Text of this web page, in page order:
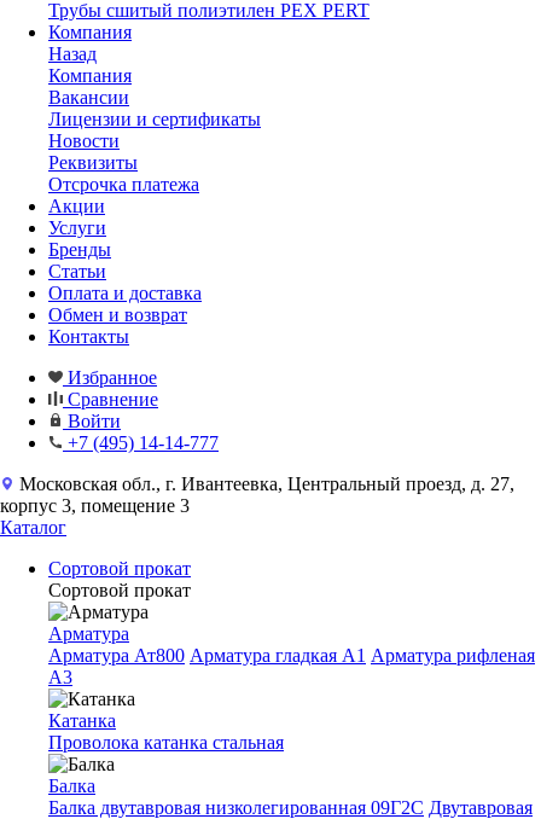
Трубы сшитый полиэтилен PEX PERT
Компания
Назад
Компания
Вакансии
Лицензии и сертификаты
Новости
Реквизиты
Отсрочка платежа
Акции
Услуги
Бренды
Статьи
Оплата и доставка
Обмен и возврат
Контакты
Избранное
Сравнение
Войти
+7 (495) 14-14-777
Московская обл., г. Ивантеевка, Центральный проезд, д. 27,
корпус 3, помещение 3
Каталог
Сортовой прокат
Сортовой прокат
Арматура
Арматура Ат800 Арматура гладкая A1 Арматура рифленая
A3
Катанка
Проволока катанка стальная
Балка
Балка двутавровая низколегированная 09Г2С Двутавровая